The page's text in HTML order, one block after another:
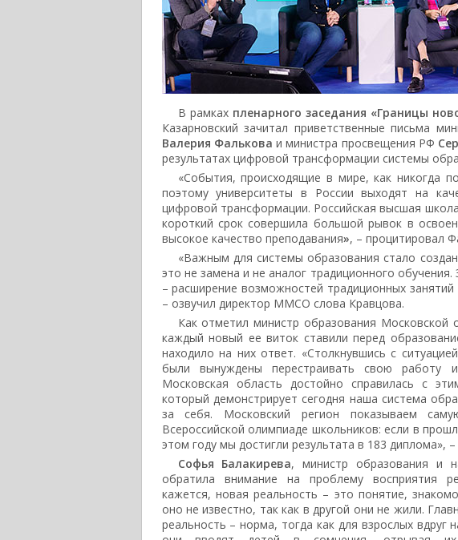
В рамках пленарного заседания «Границы
Казарновский зачитал приветственные письма
Валерия Фалькова и министра просвещения РФ
результатах цифровой трансформации системы
«События, происходящие в мире, как никогда
поэтому университеты в России выходят на
цифровой трансформации. Российская высшая
короткий срок совершила большой рывок в
высокое качество преподавания», – процитировал
«Важным для системы образования стало
это не замена и не аналог традиционного
– расширение возможностей традиционных
– озвучил директор ММСО слова Кравцова.
Как отметил министр образования Московской
каждый новый ее виток ставили перед
находило на них ответ. «Столкнувшись с
были вынуждены перестраивать свою работу
Московская область достойно справилась с
который демонстрирует сегодня наша система
за себя. Московский регион показываем
Всероссийской олимпиаде школьников: если в
этом году мы достигли результата в 183 диплома»,
Софья Балакирева, министр образования и
обратила внимание на проблему восприятия
кажется, новая реальность – это понятие,
оно не известно, так как в другой они не жили.
реальность – норма, тогда как для взрослых